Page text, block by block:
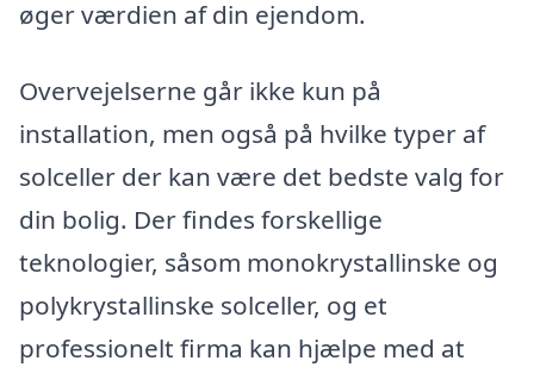
øger værdien af din ejendom.
Overvejelserne går ikke kun på
installation, men også på hvilke typer af
solceller der kan være det bedste valg for
din bolig. Der findes forskellige
teknologier, såsom monokrystallinske og
polykrystallinske solceller, og et
professionelt firma kan hjælpe med at